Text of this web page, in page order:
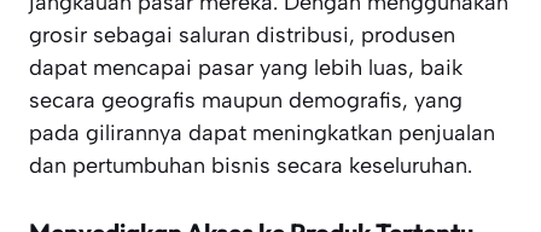
grosir sebagai saluran distribusi, produsen
dapat mencapai pasar yang lebih luas, baik
secara geografis maupun demografis, yang
pada gilirannya dapat meningkatkan penjualan
dan pertumbuhan bisnis secara keseluruhan.